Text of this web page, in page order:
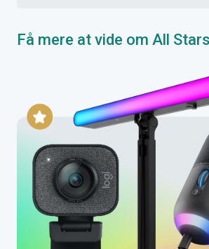
Få mere at vide om All